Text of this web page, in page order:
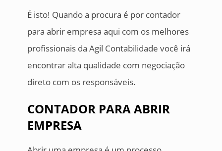
É isto! Quando a procura é por contador
para abrir empresa aqui com os melhores
profissionais da Agil Contabilidade você irá
encontrar alta qualidade com negociação
direto com os responsáveis.
CONTADOR PARA ABRIR
EMPRESA